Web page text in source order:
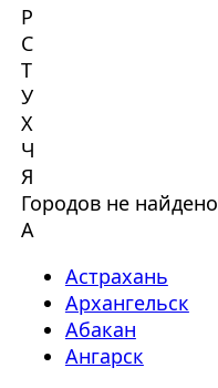
Р
С
Т
У
Х
Ч
Я
Городов не найдено
А
Астрахань
Архангельск
Абакан
Ангарск